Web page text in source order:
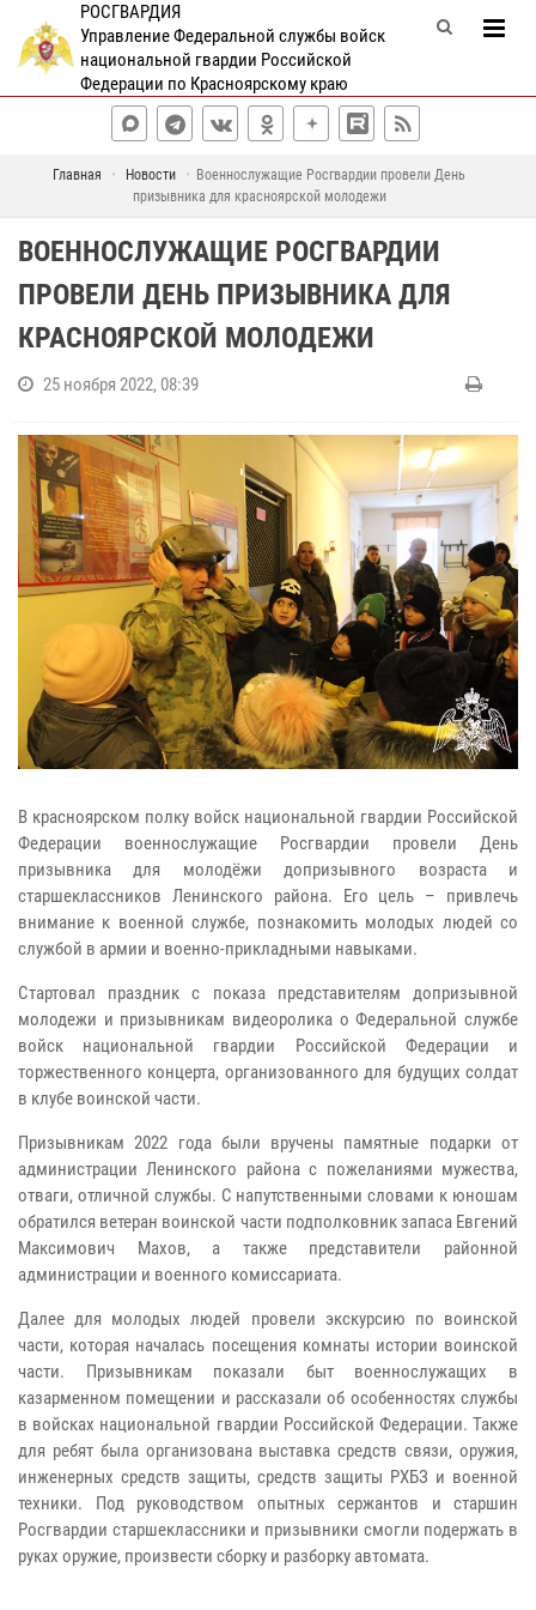
РОСГВАРДИЯ
Управление Федеральной службы войск
национальной гвардии Российской
Федерации по Красноярскому краю
Главная Новости
Военнослужащие Росгвардии провели День
призывника для красноярской молодежи
ВОЕННОСЛУЖАЩИЕ РОСГВАРДИИ
ПРОВЕЛИ ДЕНЬ ПРИЗЫВНИКА ДЛЯ
КРАСНОЯРСКОЙ МОЛОДЕЖИ
25 ноября 2022, 08:39
В красноярском полку войск национальной гвардии Российской
Федерации военнослужащие Росгвардии провели День
призывника для молодёжи допризывного возраста и
старшеклассников Ленинского района. Его цель – привлечь
внимание к военной службе, познакомить молодых людей со
службой в армии и военно-прикладными навыками.
Стартовал праздник с показа представителям допризывной
молодежи и призывникам видеоролика о Федеральной службе
войск национальной гвардии Российской Федерации и
торжественного концерта, организованного для будущих солдат
в клубе воинской части.
Призывникам 2022 года были вручены памятные подарки от
администрации Ленинского района с пожеланиями мужества,
отваги, отличной службы. С напутственными словами к юношам
обратился ветеран воинской части подполковник запаса Евгений
Максимович Махов, а также представители районной
администрации и военного комиссариата.
Далее для молодых людей провели экскурсию по воинской
части, которая началась посещения комнаты истории воинской
части. Призывникам показали быт военнослужащих в
казарменном помещении и рассказали об особенностях службы
в войсках национальной гвардии Российской Федерации. Также
для ребят была организована выставка средств связи, оружия,
инженерных средств защиты, средств защиты РХБЗ и военной
техники. Под руководством опытных сержантов и старшин
Росгвардии старшеклассники и призывники смогли подержать в
руках оружие, произвести сборку и разборку автомата.